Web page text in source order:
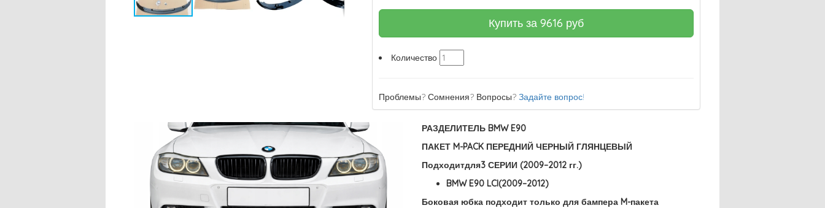
Купить за9616 руб
Количество
Проблемы? Сомнения? Вопросы?Задайте вопрос!
РАЗДЕЛИТЕЛЬ BMW E90
ПАКЕТ M-PACK ПЕРЕДНИЙ ЧЕРНЫЙ ГЛЯНЦЕВЫЙ
Подходитдля3 СЕРИИ (2009–2012 гг.)
BMW E90 LCI(2009–2012)
Боковая юбка подходит только для бампера M-пакета